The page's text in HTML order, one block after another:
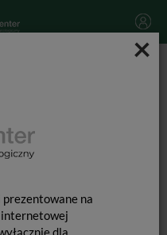
×
na
dla